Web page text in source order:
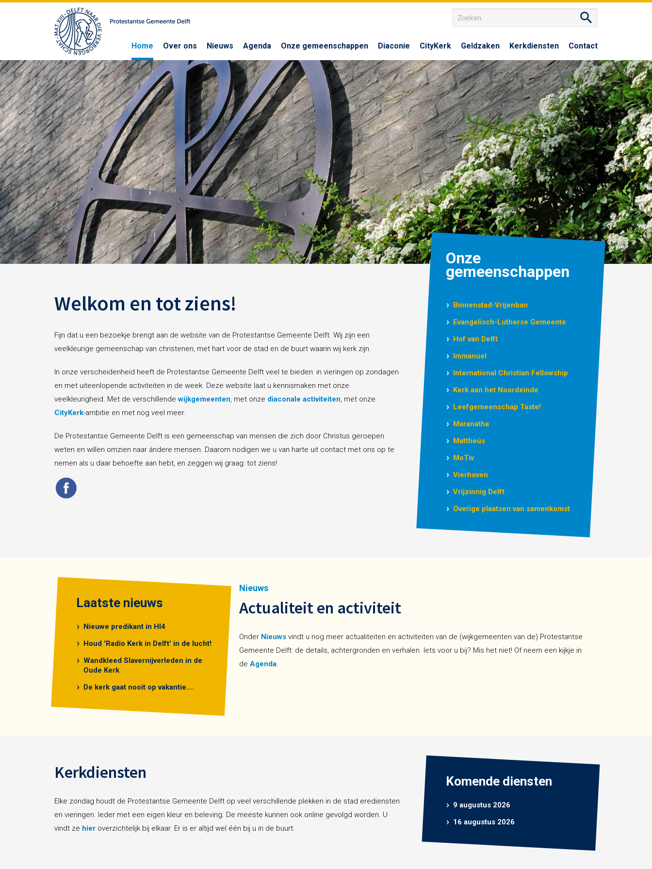
Home Over ons Nieuws Agenda Onze gemeenschappen Diaconie CityKerk Geldzaken Kerkdiensten Contact
Welkom en tot ziens!
Fijn dat u een bezoekje brengt aan de website van de Protestantse Gemeente Delft. Wij zijn een
veelkleurige gemeenschap van christenen, met hart voor de stad en de buurt waarin wij kerk zijn.
In onze verscheidenheid heeft de Protestantse Gemeente Delft veel te bieden: in vieringen op zondagen
en met uiteenlopende activiteiten in de week. Deze website laat u kennismaken met onze
veelkleurigheid. Met de verschillendewijkgemeenten, met onze diaconale activiteiten, met onze
CityKerk-ambitie en met nog veel meer.
De Protestantse Gemeente Delft is een gemeenschap van mensen die zich door Christus geroepen
weten en willen omzien naar ándere mensen. Daarom nodigen we u van harte uit contact met ons op te
nemen als u daar behoefte aan hebt, en zeggen wij graag: tot ziens!
Onze
gemeenschappen
Binnenstad-Vrijenban
Evangelisch-Lutherse Gemeente
Hof van Delft
Immanuel
International Christian Fellowship
Kerk aan het Noordeinde
Leefgemeenschap Taste!
Maranatha
Mattheüs
MoTiv
Vierhoven
Vrijzinnig Delft
Overige plaatsen van samenkomst
Laatste nieuws
Nieuwe predikant in HI4
Houd 'Radio Kerk in Delft' in de lucht!
Wandkleed Slavernijverleden in de
Oude Kerk
De kerk gaat nooit op vakantie....
Nieuws
Actualiteit en activiteit
Onder Nieuwsvindt u nog meer actualiteiten en activiteiten van de (wijkgemeenten van de) Protestantse
Gemeente Delft: de details, achtergronden en verhalen. Iets voor u bij? Mis het niet! Of neem een kijkje in
de Agenda.
Kerkdiensten
Elke zondag houdt de Protestantse Gemeente Delft op veel verschillende plekken in de stad erediensten
en vieringen. Ieder met een eigen kleur en beleving. De meeste kunnen ook online gevolgd worden. U
vindt ze hier overzichtelijk bij elkaar. Er is er altijd wel één bij u in de buurt.
Komende diensten
9 augustus 2026
16 augustus 2026